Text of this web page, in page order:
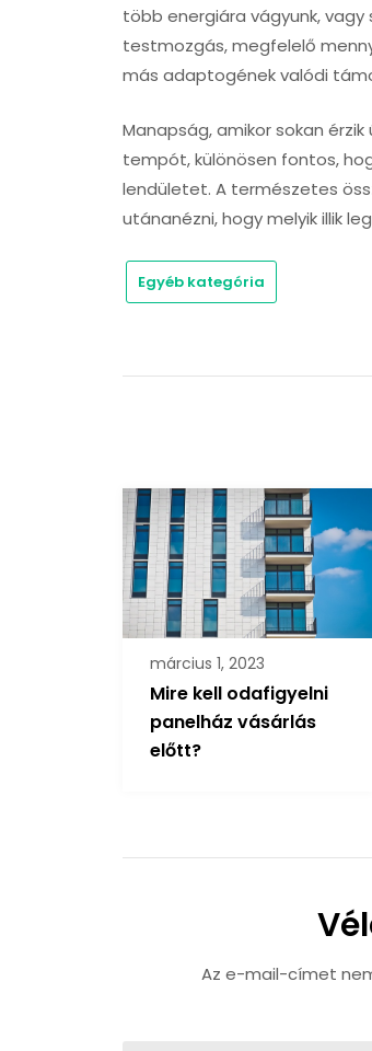
több energiára vágyunk,
testmozgás, megfelelő
más adaptogének valódi
Manapság, amikor sokan
tempót, különösen fontos,
lendületet. A természetes
utánanézni, hogy melyik illik
Egyéb kategória
március 1, 2023
Mire kell odafigyelni
panelház vásárlás
előtt?
Az e-mail-címet